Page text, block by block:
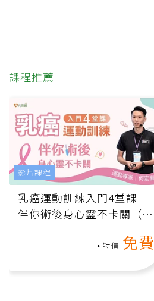
課程推薦
乳癌運動訓練入門4堂課 -
伴你術後身心靈不卡關（線
特價 免費
影片課程